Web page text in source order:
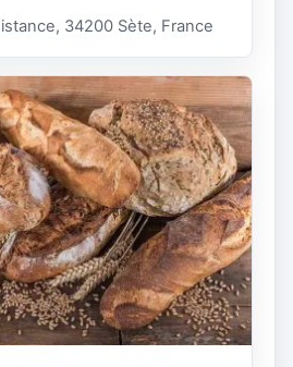
34200 Sète, France